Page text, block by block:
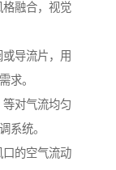
融合，视觉
导流片，用
求。
对气流均匀
系统。
的空气流动